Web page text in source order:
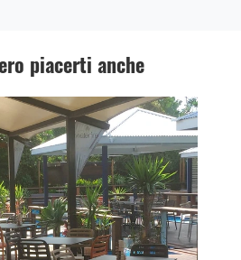
piacerti anche